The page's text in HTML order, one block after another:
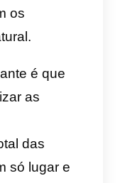
diferencial,
a Callbell
só é um
WhatsApp,
grande